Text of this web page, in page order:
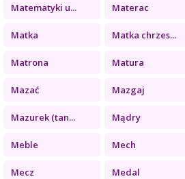
Matematyki u... Materac
Matka Matka chrzes...
Matrona Matura
Mazać Mazgaj
Mazurek (tan... Mądry
Meble Mech
Mecz Medal